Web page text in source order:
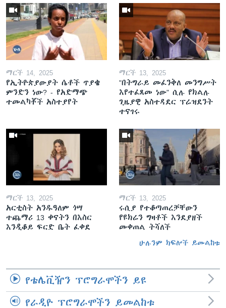
ማርች 14, 2025
የኢትዮጵያውያት ሴቶች ጥያቄ
ምንድን ነው? - የአድማጭ
ተመልካቾች አስተያየት
ማርች 13, 2025
"በትግራይ መፈንቅለ መንግሥት
እየተፈጸመ ነው" ሲሉ የክልሉ
ጊዜያዊ አስተዳደር ፕሬዝደንት
ተናገሩ
ማርች 13, 2025
አርቲስት አንዱዓለም ጎሣ
ተጨማሪ 13 ቀናትን በእስር
እንዲቆይ ፍርድ ቤት ፈቀደ
ማርች 13, 2025
ሩሲያ የተቆጣጠረቻቸውን
የዩክሬን ግዛቶች እንደያዘች
መቀጠል ትሻለች
ሁሉንም ክፍሎች ይመልከቱ
የቴሌቪዥን ፕሮግራሞችን ይዩ
የራዲዮ ፕሮግራሞችን ይመልከቱ